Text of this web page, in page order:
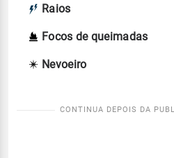
Raios
Focos de queimadas
Nevoeiro